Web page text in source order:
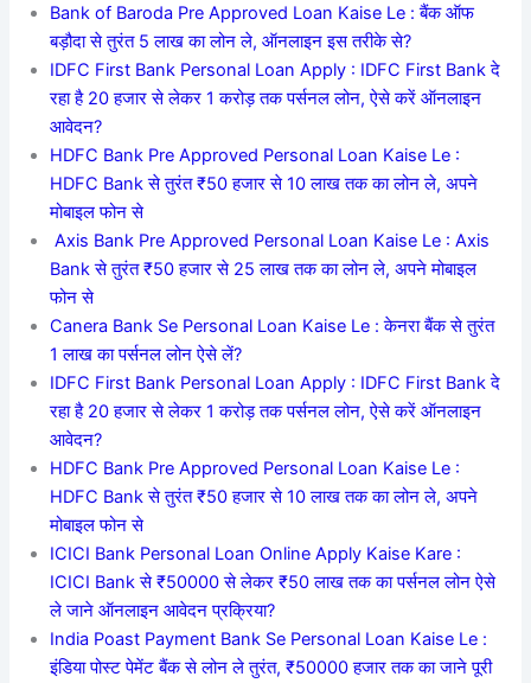
Bank of Baroda Pre Approved Loan Kaise Le : बैंक ऑफ
बड़ौदा से तुरंत 5 लाख का लोन ले, ऑनलाइन इस तरीके से?
IDFC First Bank Personal Loan Apply : IDFC First Bank दे
रहा है 20 हजार से लेकर 1 करोड़ तक पर्सनल लोन, ऐसे करें ऑनलाइन
आवेदन?
HDFC Bank Pre Approved Personal Loan Kaise Le :
HDFC Bank से तुरंत ₹50 हजार से 10 लाख तक का लोन ले, अपने
मोबाइल फोन से
Axis Bank Pre Approved Personal Loan Kaise Le : Axis
Bank से तुरंत ₹50 हजार से 25 लाख तक का लोन ले, अपने मोबाइल
फोन से
Canera Bank Se Personal Loan Kaise Le : केनरा बैंक से तुरंत
1 लाख का पर्सनल लोन ऐसे लें?
IDFC First Bank Personal Loan Apply : IDFC First Bank दे
रहा है 20 हजार से लेकर 1 करोड़ तक पर्सनल लोन, ऐसे करें ऑनलाइन
आवेदन?
HDFC Bank Pre Approved Personal Loan Kaise Le :
HDFC Bank से तुरंत ₹50 हजार से 10 लाख तक का लोन ले, अपने
मोबाइल फोन से
ICICI Bank Personal Loan Online Apply Kaise Kare :
ICICI Bank से ₹50000 से लेकर ₹50 लाख तक का पर्सनल लोन ऐसे
ले जाने ऑनलाइन आवेदन प्रक्रिया?
India Poast Payment Bank Se Personal Loan Kaise Le :
इंडिया पोस्ट पेमेंट बैंक से लोन ले तुरंत, ₹50000 हजार तक का जाने पूरी